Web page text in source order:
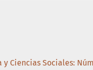
Ciencias Sociales: